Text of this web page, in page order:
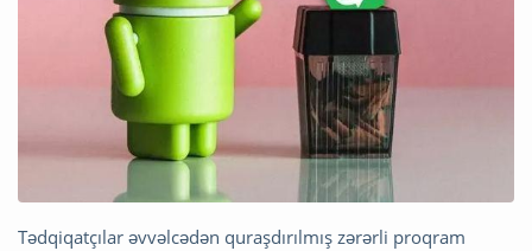
Tədqiqatçılar əvvəlcədən quraşdırılmış zərərli proqram